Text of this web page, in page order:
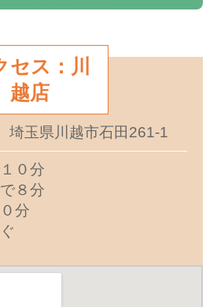
セス：川
越店
玉県川越市石田261-1
０分
８分
分